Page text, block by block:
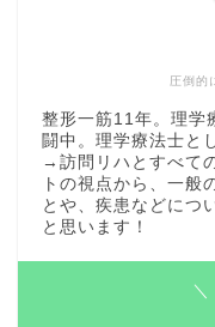
圧倒的
整形一筋11年。理学
闘中。理学療法士
→訪問リハとすべて
トの視点から、一般
とや、疾患などにつ
と思います！